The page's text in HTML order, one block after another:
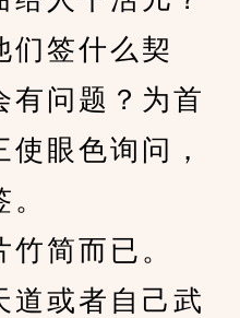
们签什么契
有问题？为首
眼色询问，
简而已。
或者自己武